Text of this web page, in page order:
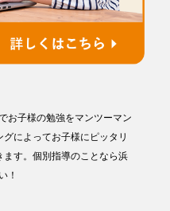
お子様の勉強をマンツーマン
によってお子様にピッタリ
す。個別指導のことなら浜
！